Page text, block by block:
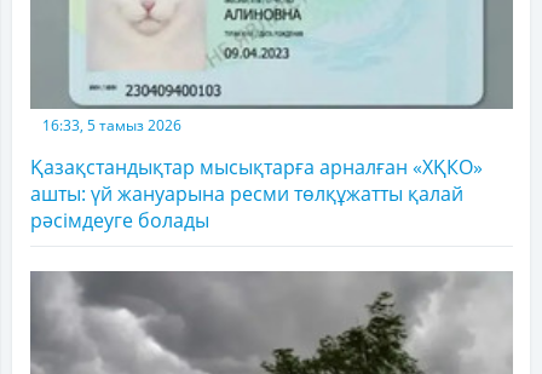
16:33, 5 тамыз 2026
Қазақстандықтар мысықтарға арналған «ХҚКО»
ашты: үй жануарына ресми төлқұжатты қалай
рәсімдеуге болады